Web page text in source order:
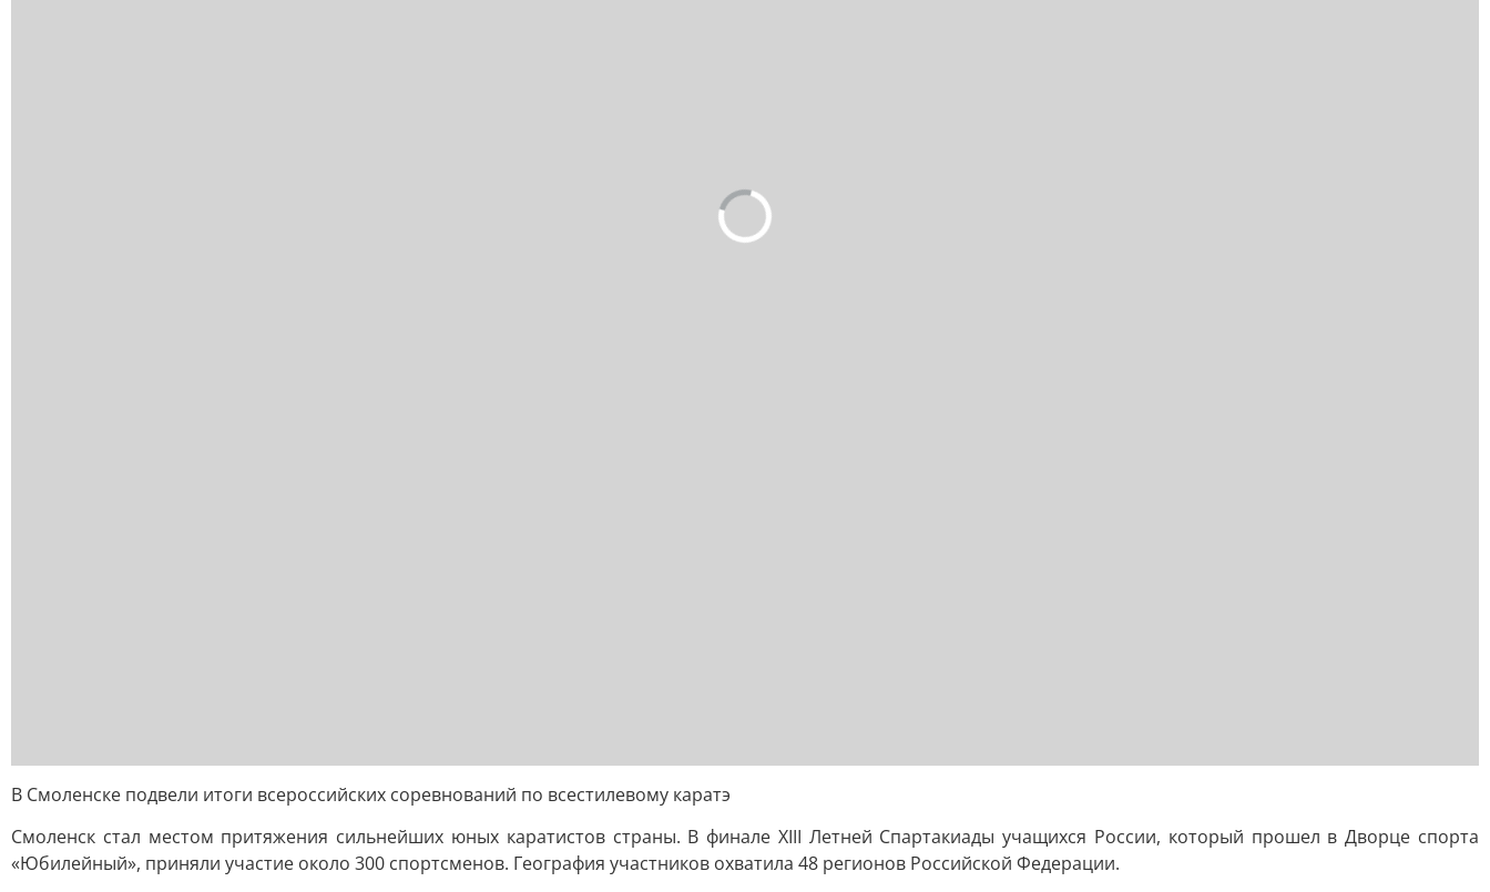
В Смоленске подвели итоги всероссийских соревнований по всестилевому каратэ
Смоленск стал местом притяжения сильнейших юных каратистов страны. В финале XIII Летней Спартакиады учащихся России, который прошел в Дворце спорта
«Юбилейный», приняли участие около 300 спортсменов. География участников охватила 48 регионов Российской Федерации.